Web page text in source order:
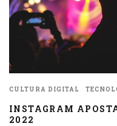
CULTURA DIGITAL
INSTAGRAM
2022